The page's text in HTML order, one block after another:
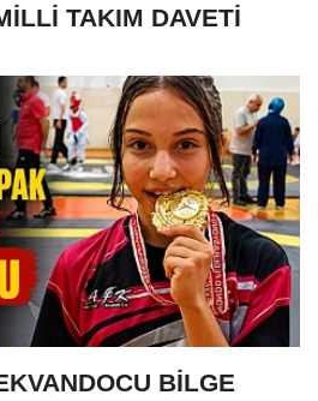
TAKIM DAVETİ
BİLGE